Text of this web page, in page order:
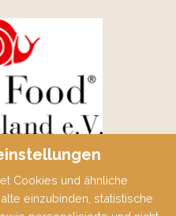
Cookies und ähnliche
einzubinden, statistische